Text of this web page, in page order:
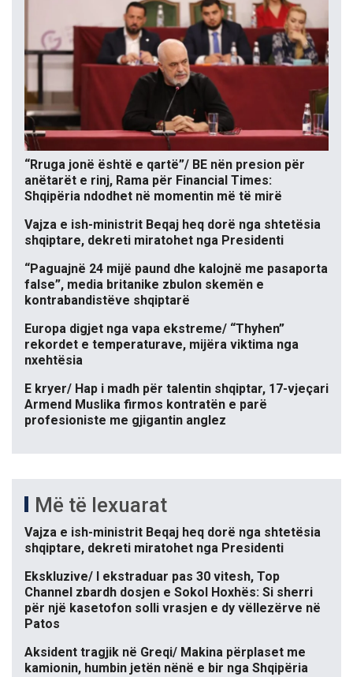
“Rruga jonë është e qartë”/ BE nën presion për
anëtarët e rinj, Rama për Financial Times:
Shqipëria ndodhet në momentin më të mirë
Vajza e ish-ministrit Beqaj heq dorë nga shtetësia
shqiptare, dekreti miratohet nga Presidenti
“Paguajnë 24 mijë paund dhe kalojnë me pasaporta
false”, media britanike zbulon skemën e
kontrabandistëve shqiptarë
Europa digjet nga vapa ekstreme/ “Thyhen”
rekordet e temperaturave, mijëra viktima nga
nxehtësia
E kryer/ Hap i madh për talentin shqiptar, 17-vjeçari
Armend Muslika firmos kontratën e parë
profesioniste me gjigantin anglez
Më të lexuarat
Vajza e ish-ministrit Beqaj heq dorë nga shtetësia
shqiptare, dekreti miratohet nga Presidenti
Ekskluzive/ I ekstraduar pas 30 vitesh, Top
Channel zbardh dosjen e Sokol Hoxhës: Si sherri
për një kasetofon solli vrasjen e dy vëllezërve në
Patos
Aksident tragjik në Greqi/ Makina përplaset me
kamionin, humbin jetën nënë e bir nga Shqipëria